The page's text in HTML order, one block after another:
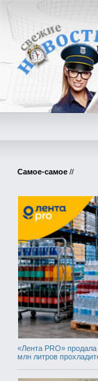
Самое-самое //
«Лента PRO»
млн литров